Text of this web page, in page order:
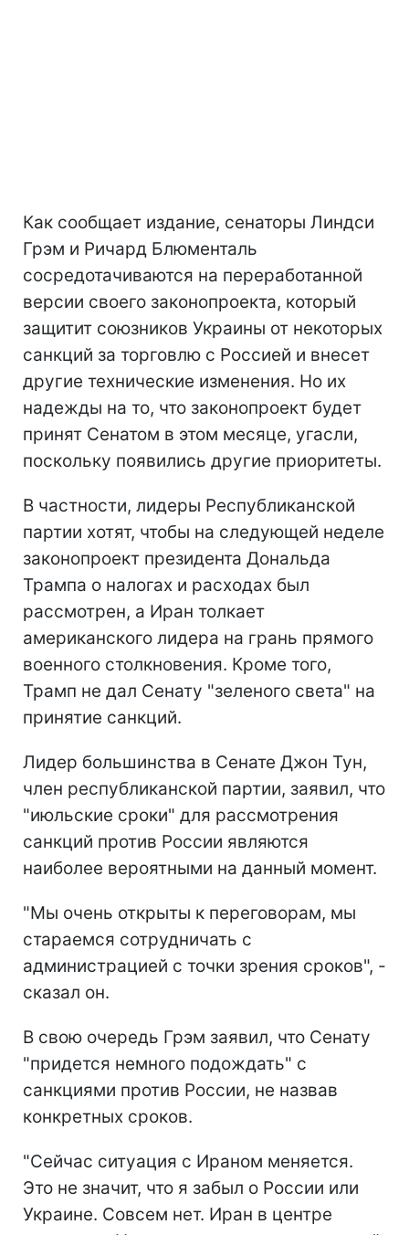
Как сообщает издание, сенаторы Линдси
Грэм и Ричард Блюменталь
сосредотачиваются на переработанной
версии своего законопроекта, который
защитит союзников Украины от некоторых
санкций за торговлю с Россией и внесет
другие технические изменения. Но их
надежды на то, что законопроект будет
принят Сенатом в этом месяце, угасли,
поскольку появились другие приоритеты.
В частности, лидеры Республиканской
партии хотят, чтобы на следующей неделе
законопроект президента Дональда
Трампа о налогах и расходах был
рассмотрен, а Иран толкает
американского лидера на грань прямого
военного столкновения. Кроме того,
Трамп не дал Сенату "зеленого света" на
принятие санкций.
Лидер большинства в Сенате Джон Тун,
член республиканской партии, заявил, что
"июльские сроки" для рассмотрения
санкций против России являются
наиболее вероятными на данный момент.
"Мы очень открыты к переговорам, мы
стараемся сотрудничать с
администрацией с точки зрения сроков", -
сказал он.
В свою очередь Грэм заявил, что Сенату
"придется немного подождать" с
санкциями против России, не назвав
конкретных сроков.
"Сейчас ситуация с Ираном меняется.
Это не значит, что я забыл о России или
Украине. Совсем нет. Иран в центре